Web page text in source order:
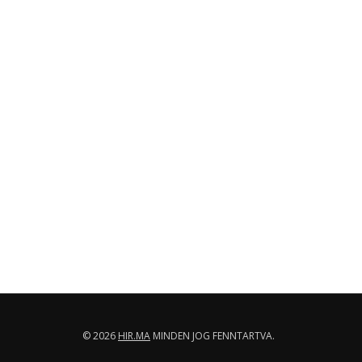
© 2026 HIR.MA MINDEN JOG FENNTARTVA.